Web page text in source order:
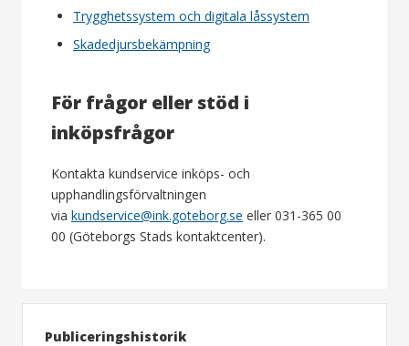
Trygghetssystem och digitala låssystem
Skadedjursbekämpning
För frågor eller stöd i
inköpsfrågor
Kontakta kundservice inköps- och
upphandlingsförvaltningen
via kundservice@ink.goteborg.se eller 031-365 00
00 (Göteborgs Stads kontaktcenter).
Publiceringshistorik